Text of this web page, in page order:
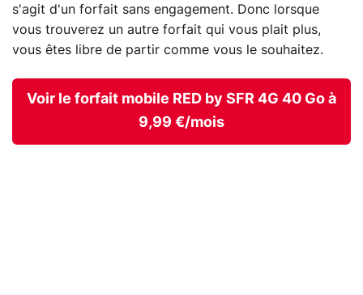
s'agit d'un forfait sans engagement. Donc lorsque
vous trouverez un autre forfait qui vous plait plus,
vous êtes libre de partir comme vous le souhaitez.
Voir le forfait mobile RED by SFR 4G 40 Go à
9,99 €/mois